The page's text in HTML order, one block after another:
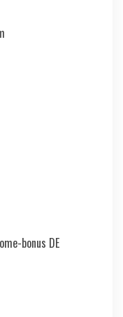
bonus DE